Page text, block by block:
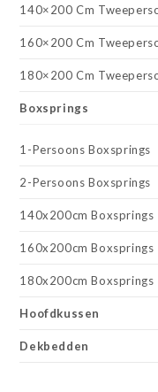
140×200 Cm
160×200 Cm
180×200 Cm
Boxsprings
1-Persoons Boxsprings
2-Persoons Boxsprings
140x200cm Boxsprings
160x200cm Boxsprings
180x200cm Boxsprings
Hoofdkussen
Dekbedden